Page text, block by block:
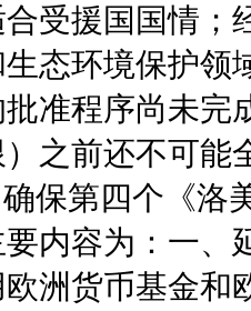
受援国国情；
态环境保护领
准程序尚未完
之前还不可能
保第四个《洛
内容为：一、
洲货币基金和